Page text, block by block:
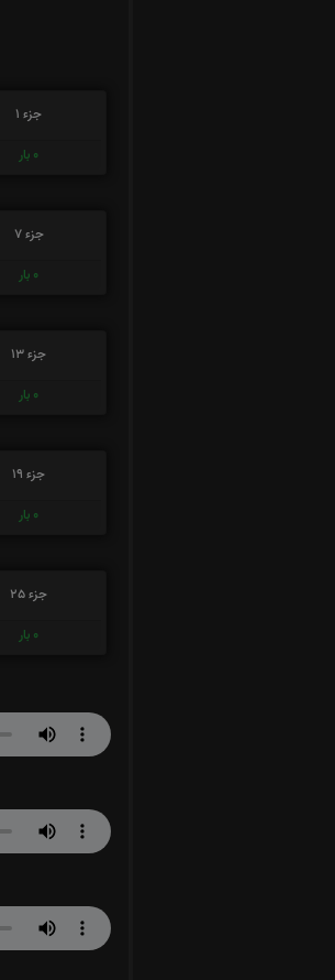
جزء 1
0 بار
جزء 7
0 بار
جزء 13
0 بار
جزء 19
0 بار
جزء 25
0 بار